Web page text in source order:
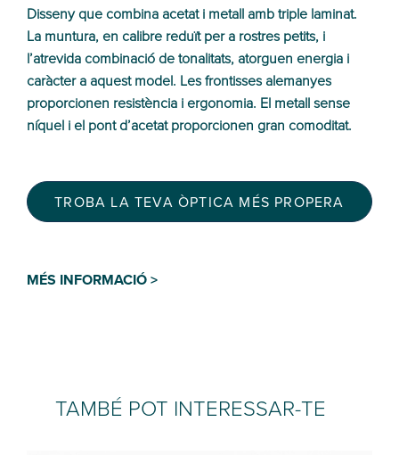
Disseny que combina acetat i metall amb triple laminat.
La muntura, en calibre reduït per a rostres petits, i
l’atrevida combinació de tonalitats, atorguen energia i
caràcter a aquest model. Les frontisses alemanyes
proporcionen resistència i ergonomia. El metall sense
níquel i el pont d’acetat proporcionen gran comoditat.
TROBA LA TEVA ÒPTICA MÉS PROPERA
MÉS INFORMACIÓ >
TAMBÉ POT INTERESSAR-TE